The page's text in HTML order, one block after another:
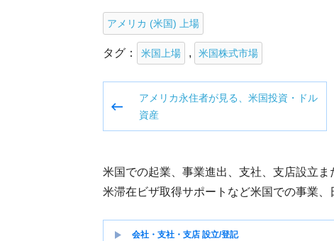
アメリカ (米国) 上場
タグ： 米国上場 , 米国株式市場
稿
ナ
ゲ
ー
アメリカ永住者が見る、米国投資・ドル
資産
米国での起業、事業進出、支社、支店設立ま
米滞在ビザ取得サポートなど米国での事業、
会社・支社・支店 設立/登記